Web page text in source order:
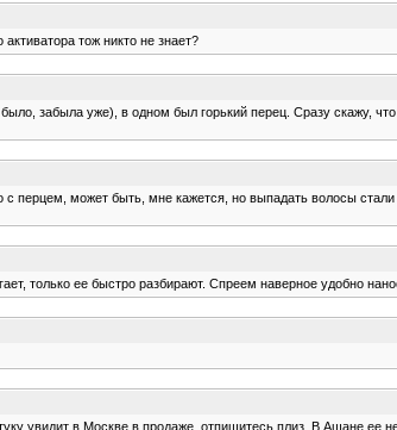
тож никто не знает?
забыла уже), в одном был горький перец. Сразу скажу,
может быть, мне кажется, но выпадать волосы стали
только ее быстро разбирают. Спреем наверное удобно
увидит в Москве в продаже, отпишитесь плиз. В Ашане ее